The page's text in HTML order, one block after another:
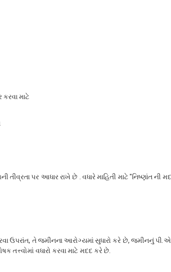
માટે
તીવ્રતા પર આધાર રાખે છે . વધારે માહિતી માટે "નિષ્ણાંત ની
ઉપરાંત, તે જમીનના આરોગ્યમાં સુધારો કરે છે, જમીનનું
વધારો કરવા માટે મદદ કરે છે.